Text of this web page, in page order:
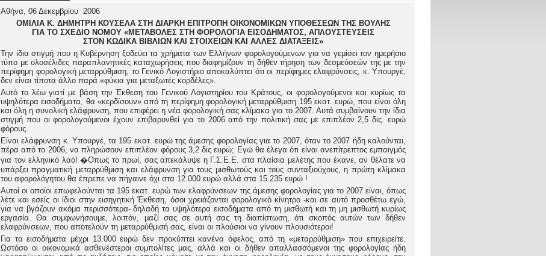
Αθήνα, 06 Δεκεμβρίου 2006
ΟΜΙΛΙΑ Κ. ΔΗΜΗΤΡΗ ΚΟΥΣΕΛΑ ΣΤΗ ΔΙΑΡΚΗ ΕΠΙΤΡΟΠΗ ΟΙΚΟΝΟΜΙΚΩΝ ΥΠΟΘΕΣΕΩΝ ΤΗΣ ΒΟΥΛΗΣ
ΓΙΑ ΤΟ ΣΧΕΔΙΟ ΝΟΜΟΥ «ΜΕΤΑΒΟΛΕΣ ΣΤΗ ΦΟΡΟΛΟΓΙΑ ΕΙΣΟΔΗΜΑΤΟΣ, ΑΠΛΟΥΣΤΕΥΣΕΙΣ
ΣΤΟΝ ΚΩΔΙΚΑ ΒΙΒΛΙΩΝ ΚΑΙ ΣΤΟΙΧΕΙΩΝ ΚΑΙ ΑΛΛΕΣ ΔΙΑΤΑΞΕΙΣ»
Την ίδια στιγμή που η Κυβέρνηση ξοδεύει τα χρήματα των Ελλήνων φορολογούμενων για να γεμίσει τον ημερήσιο
τύπο με ολοσέλιδες παραπλανητικές καταχωρήσεις που διαφημίζουν τη δήθεν τήρηση των δεσμεύσεών της με την
περίφημη φορολογική μεταρρύθμιση, το Γενικό Λογιστήριο αποκαλύπτει ότι οι περίφημες ελαφρύνσεις, κ. Υπουργέ,
δεν είναι τίποτα άλλο παρά «φύκια για μεταξωτές κορδέλες».
Αυτό το λέω γιατί με βάση την Έκθεση του Γενικού Λογιστηρίου του Κράτους, οι φορολογούμενοι και κυρίως τα
υψηλότερα εισοδήματα, θα «κερδίσουν» από τη περίφημη φορολογική μεταρρύθμιση 195 εκατ. ευρώ, που είναι όλη
και όλη η συνολική ελάφρυνση, που επιφέρει η νέα φορολογική σας κλίμακα για το 2007. Αυτά συμβαίνουν την ίδια
στιγμή που οι φορολογούμενοι έχουν επιβαρυνθεί για το 2006 από την πολιτική σας με επιπλέον 2,5 δις. ευρώ
φόρους.
Είναι ελάφρυνση κ. Υπουργέ, τα 195 εκατ. ευρώ της άμεσης φορολογίας για το 2007, όταν το 2007 ήδη καλούνται,
πέρα από το 2006, να πληρώσουν επιπλέον φόρους 3,2 δις ευρώ; Εγώ θα έλεγα ότι είναι ανεπίτρεπτος εμπαιγμός
για τον ελληνικό λαό! �Οπως το πρωί, σας απεκάλυψε η Γ.Σ.Ε.Ε. στα πλαίσια μελέτης που έκανε, αν θέλατε να
υπάρξει πραγματική μεταρρύθμιση και ελάφρυνση για τους μισθωτούς και τους συνταξιούχους, η πρώτη κλίμακα
του αφορολόγητου θα έπρεπε να πήγαινε όχι στα 12.000 ευρώ αλλά στα 15.235 ευρώ !
Αυτοί οι οποίοι επωφελούνται τα 195 εκατ. ευρώ των ελαφρύνσεων της άμεσης φορολογίας για το 2007 είναι, όπως
λέτε και εσείς οι ίδιοι στην εισηγητική Έκθεση, όσοι χρειάζονται φορολογικό κίνητρο -και σε αυτό προσθέτω εγώ,
για να βγάζουν ακόμα περισσότερα- δηλαδή τα υψηλότερα εισοδήματα από τη μισθωτή και τη μη μισθωτή κυρίως
εργασία. Θα συμφωνήσουμε, λοιπόν, μαζί σας σε αυτή σας τη διαπίστωση, ότι σκοπός αυτών των δήθεν
ελαφρύνσεων, που αποτελούν τη μεταρρύθμισή σας, είναι οι πλούσιοι να γίνουν πλουσιότεροι!
Για τα εισοδήματα μέχρι 13.000 ευρώ δεν προκύπτει κανένα όφελος, από τη «μεταρρύθμιση» που επιχειρείτε.
Ωστόσο οι οικονομικά ασθενέστεροι συμπολίτες μας, αλλά και οι δήθεν απαλλασσόμενοι της φορολογίας ήδη